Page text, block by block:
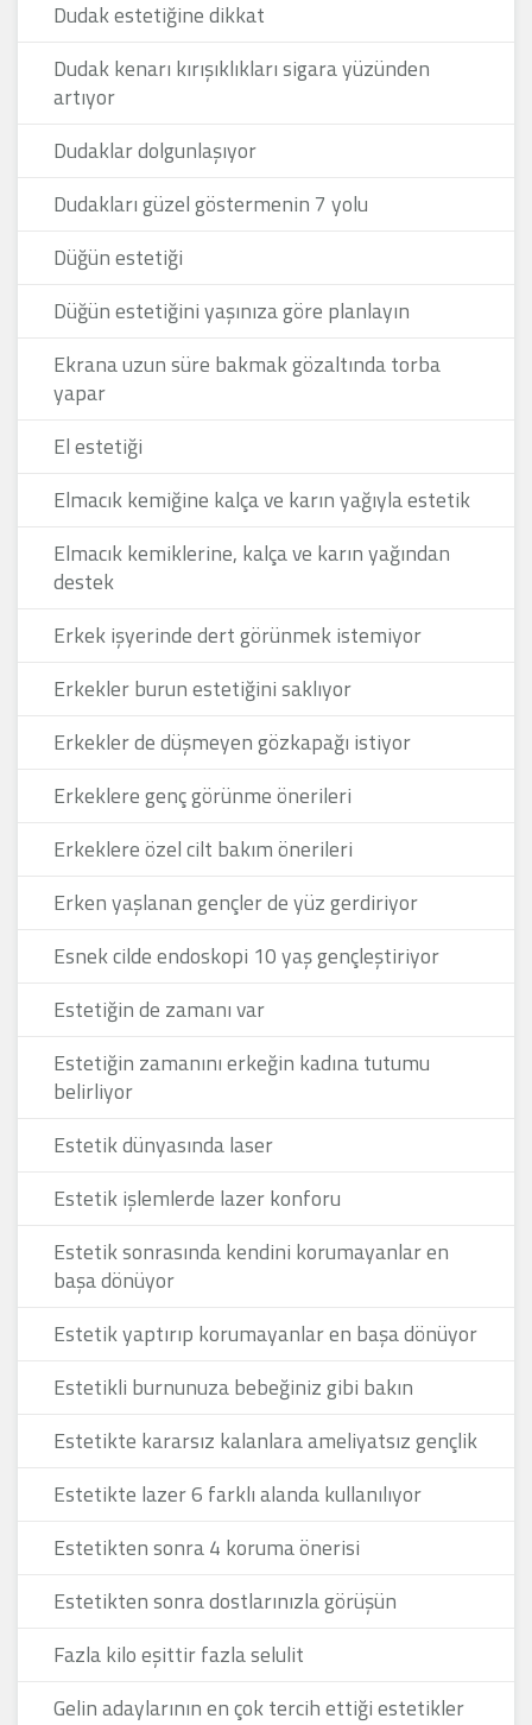
Dudak estetiğine dikkat
Dudak kenarı kırışıklıkları sigara yüzünden
artıyor
Dudaklar dolgunlaşıyor
Dudakları güzel göstermenin 7 yolu
Düğün estetiği
Düğün estetiğini yaşınıza göre planlayın
Ekrana uzun süre bakmak gözaltında torba
yapar
El estetiği
Elmacık kemiğine kalça ve karın yağıyla estetik
Elmacık kemiklerine, kalça ve karın yağından
destek
Erkek işyerinde dert görünmek istemiyor
Erkekler burun estetiğini saklıyor
Erkekler de düşmeyen gözkapağı istiyor
Erkeklere genç görünme önerileri
Erkeklere özel cilt bakım önerileri
Erken yaşlanan gençler de yüz gerdiriyor
Esnek cilde endoskopi 10 yaş gençleştiriyor
Estetiğin de zamanı var
Estetiğin zamanını erkeğin kadına tutumu
belirliyor
Estetik dünyasında laser
Estetik işlemlerde lazer konforu
Estetik sonrasında kendini korumayanlar en
başa dönüyor
Estetik yaptırıp korumayanlar en başa dönüyor
Estetikli burnunuza bebeğiniz gibi bakın
Estetikte kararsız kalanlara ameliyatsız gençlik
Estetikte lazer 6 farklı alanda kullanılıyor
Estetikten sonra 4 koruma önerisi
Estetikten sonra dostlarınızla görüşün
Fazla kilo eşittir fazla selulit
Gelin adaylarının en çok tercih ettiği estetikler